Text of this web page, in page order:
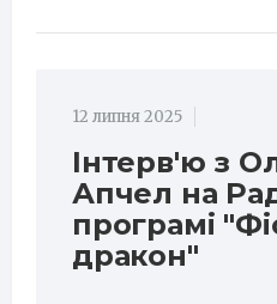
12 липня 2025
Інтерв'ю з
Апчел на
програмі
дракон"